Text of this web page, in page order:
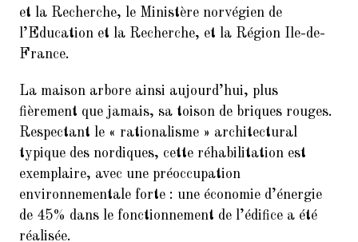
10.
Faire du Sport à la Cité à petit
prix
11. 10ème dictée des mots d’or
à 21h30)
12.
Remerciements : Concert du 26
Janvier 2018 en hommage à
Jean Joinet
et la Recherche, le Ministère norvégien de
l’Education et la Recherche, et la Région Ile-de-
France.
La maison arbore ainsi aujourd’hui, plus
fièrement que jamais, sa toison de briques rouges.
Respectant le « rationalisme » architectural
typique des nordiques, cette réhabilitation est
exemplaire, avec une préoccupation
environnementale forte : une économie d’énergie
de 45% dans le fonctionnement de l’édifice a été
réalisée.